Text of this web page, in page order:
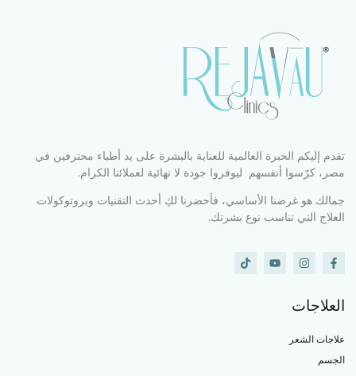
تقدم إليكم الخبرة العالمية للعناية بالبشرة على يد أطباء محترفين في
مصر، كرّسوا أنفسهم ليوفروا جودة لا نهائية لعملائنا الكرام.
جمالك هو غرضنا الأساسي، فأحضرنا لكِ أحدث التقنيات وبروتوكولات
العلاج التي تناسب نوع بشرتك.
العلاجات
علاجات الشعر
الجسم